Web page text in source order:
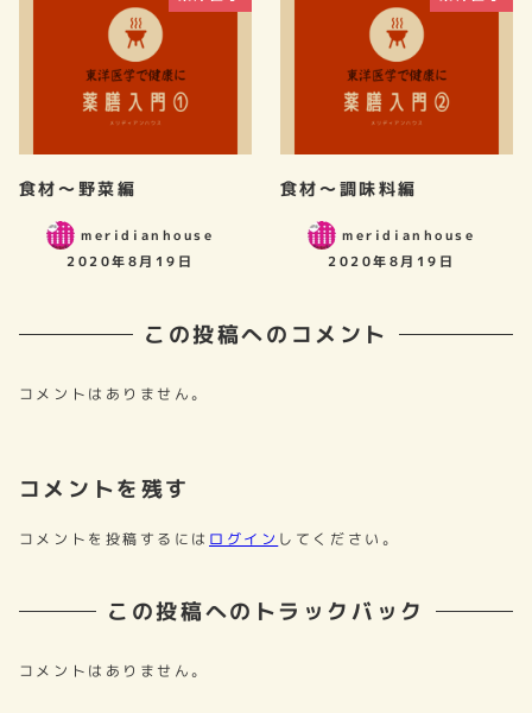
食材～野菜編
meridianhouse
2020年8月19日
食材～調味料編
meridianhouse
2020年8月19日
この投稿へのコメント
コメントはありません。
コメントを残す
コメントを投稿するには ログイン してください。
この投稿へのトラックバック
コメントはありません。